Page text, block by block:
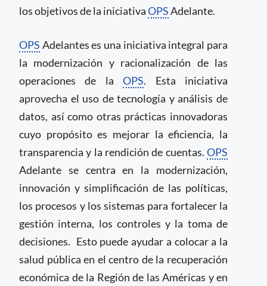
los objetivos de la iniciativaOPSAdelante.
OPS Adelantes es una iniciativa integral para
la modernización y racionalización de las
operaciones de laOPS. Esta iniciativa
aprovecha el uso de tecnología y análisis de
datos, así como otras prácticas innovadoras
cuyo propósito es mejorar la eficiencia, la
transparencia y la rendición de cuentas. OPS
Adelante se centra en la modernización,
innovación y simplificación de las políticas,
los procesos y los sistemas para fortalecer la
gestión interna, los controles y la toma de
decisiones. Esto puede ayudar a colocar a la
salud pública en el centro de la recuperación
económica de la Región de las Américas y en